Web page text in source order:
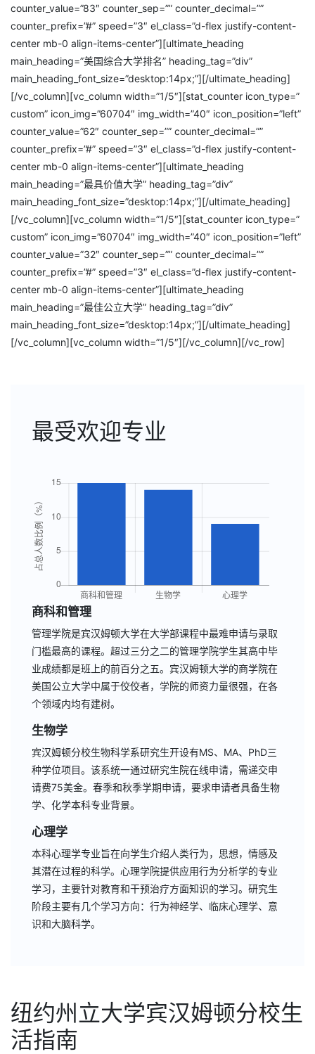
counter_value=”83″ counter_sep=”” counter_decimal=””
counter_prefix=”#” speed=”3″ el_class=”d-flex justify-content-
center mb-0 align-items-center”][ultimate_heading
main_heading=”美国综合大学排名” heading_tag=”div”
main_heading_font_size=”desktop:14px;”][/ultimate_heading]
[/vc_column][vc_column width=”1/5″][stat_counter icon_type=”
custom” icon_img=”60704″ img_width=”40″ icon_position=”left”
counter_value=”62″ counter_sep=”” counter_decimal=””
counter_prefix=”#” speed=”3″ el_class=”d-flex justify-content-
center mb-0 align-items-center”][ultimate_heading
main_heading=”最具价值大学” heading_tag=”div”
main_heading_font_size=”desktop:14px;”][/ultimate_heading]
[/vc_column][vc_column width=”1/5″][stat_counter icon_type=”
custom” icon_img=”60704″ img_width=”40″ icon_position=”left”
counter_value=”32″ counter_sep=”” counter_decimal=””
counter_prefix=”#” speed=”3″ el_class=”d-flex justify-content-
center mb-0 align-items-center”][ultimate_heading
main_heading=”最佳公立大学” heading_tag=”div”
main_heading_font_size=”desktop:14px;”][/ultimate_heading]
[/vc_column][vc_column width=”1/5″][/vc_column][/vc_row]
最受欢迎专业
商科和管理
管理学院是宾汉姆顿大学在大学部课程中最难申请与录取
门槛最高的课程。超过三分之二的管理学院学生其高中毕
业成绩都是班上的前百分之五。宾汉姆顿大学的商学院在
美国公立大学中属于佼佼者，学院的师资力量很强，在各
个领域内均有建树。
生物学
宾汉姆顿分校生物科学系研究生开设有MS、MA、PhD三
种学位项目。该系统一通过研究生院在线申请，需递交申
请费75美金。春季和秋季学期申请，要求申请者具备生物
学、化学本科专业背景。
心理学
本科心理学专业旨在向学生介绍人类行为，思想，情感及
其潜在过程的科学。心理学院提供应用行为分析学的专业
学习，主要针对教育和干预治疗方面知识的学习。研究生
阶段主要有几个学习方向：行为神经学、临床心理学、意
识和大脑科学。
纽约州立大学宾汉姆顿分校生
活指南